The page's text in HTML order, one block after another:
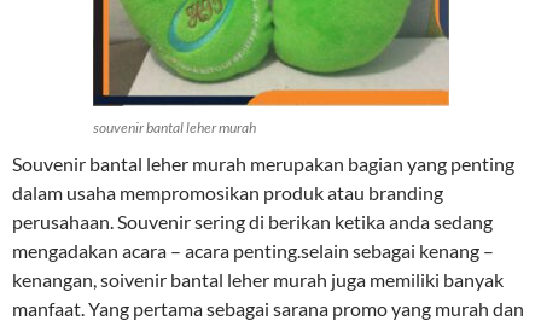
souvenir bantal leher murah
Souvenir bantal leher murah merupakan bagian yang penting
dalam usaha mempromosikan produk atau branding
perusahaan. Souvenir sering di berikan ketika anda sedang
mengadakan acara – acara penting.selain sebagai kenang –
kenangan, soivenir bantal leher murah juga memiliki banyak
manfaat. Yang pertama sebagai sarana promo yang murah dan